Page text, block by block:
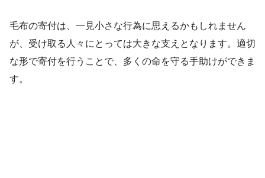
毛布の寄付は、一見小さな行為に思えるかもしれません
が、受け取る人々にとっては大きな支えとなります。適切
な形で寄付を行うことで、多くの命を守る手助けができま
す。